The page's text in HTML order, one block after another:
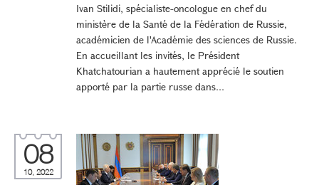
Ivan Stilidi, spécialiste-oncologue en chef du
ministère de la Santé de la Fédération de Russie,
académicien de l'Académie des sciences de Russie.
En accueillant les invités, le Président
Khatchatourian a hautement apprécié le soutien
apporté par la partie russe dans...
08
10, 2022